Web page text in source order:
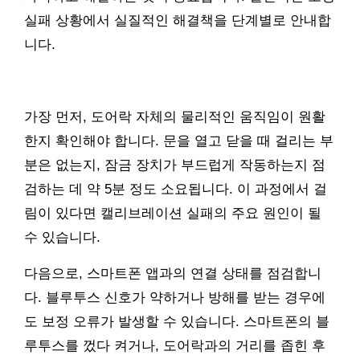
실패 상황에서 실질적인 해결책을 단계별로 안내합
니다.
가장 먼저, 도어락 자체의 물리적인 움직임이 원활
한지 확인해야 합니다. 문을 열고 닫을 때 걸리는 부
분은 없는지, 잠금 장치가 부드럽게 작동하는지 점
검하는 데 약 5분 정도 소요됩니다. 이 과정에서 걸
림이 있다면 캘리브레이션 실패의 주요 원인이 될
수 있습니다.
다음으로, 스마트폰 앱과의 연결 상태를 점검합니
다. 블루투스 신호가 약하거나 방해를 받는 경우에
도 보정 오류가 발생할 수 있습니다. 스마트폰의 블
루투스를 껐다 켜거나, 도어락과의 거리를 좁힌 후